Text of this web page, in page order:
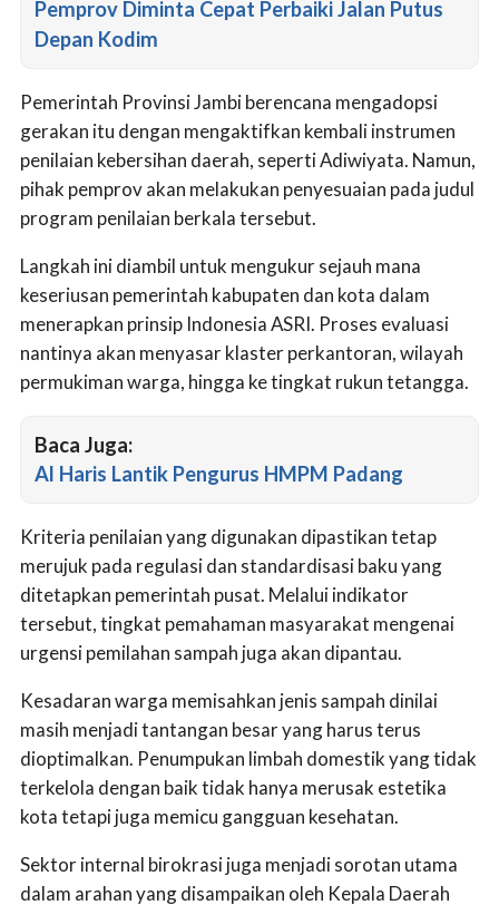
Pemprov Diminta Cepat Perbaiki Jalan Putus
Depan Kodim
Pemerintah Provinsi Jambi berencana mengadopsi
gerakan itu dengan mengaktifkan kembali instrumen
penilaian kebersihan daerah, seperti Adiwiyata. Namun,
pihak pemprov akan melakukan penyesuaian pada judul
program penilaian berkala tersebut.
Langkah ini diambil untuk mengukur sejauh mana
keseriusan pemerintah kabupaten dan kota dalam
menerapkan prinsip Indonesia ASRI. Proses evaluasi
nantinya akan menyasar klaster perkantoran, wilayah
permukiman warga, hingga ke tingkat rukun tetangga.
Baca Juga:
Al Haris Lantik Pengurus HMPM Padang
Kriteria penilaian yang digunakan dipastikan tetap
merujuk pada regulasi dan standardisasi baku yang
ditetapkan pemerintah pusat. Melalui indikator
tersebut, tingkat pemahaman masyarakat mengenai
urgensi pemilahan sampah juga akan dipantau.
Kesadaran warga memisahkan jenis sampah dinilai
masih menjadi tantangan besar yang harus terus
dioptimalkan. Penumpukan limbah domestik yang tidak
terkelola dengan baik tidak hanya merusak estetika
kota tetapi juga memicu gangguan kesehatan.
Sektor internal birokrasi juga menjadi sorotan utama
dalam arahan yang disampaikan oleh Kepala Daerah